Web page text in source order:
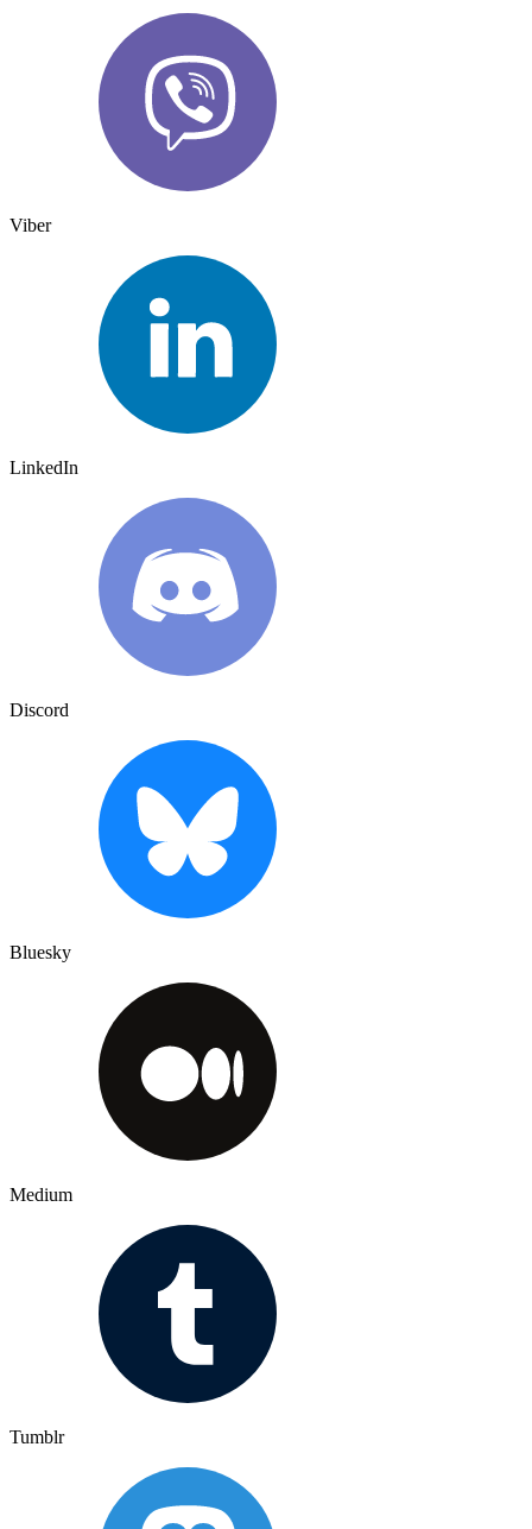
Viber
LinkedIn
Discord
Bluesky
Medium
Tumblr